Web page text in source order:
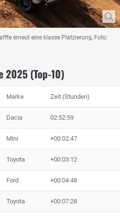
erneut eine klasse Platzierung, Foto:
2025 (Top-10)
Marke Zeit (Stunden)
Dacia 02:52:59
Mini +00:02:47
Toyota +00:03:12
Ford +00:04:48
Toyota +00:07:28